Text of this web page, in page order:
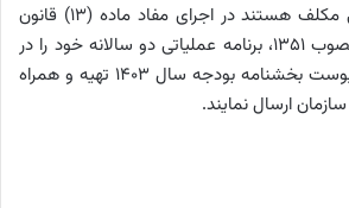
۱۳- دستگاه‌های اجرایی مکلف هستند در اجرای مفاد ماده (۱۳) قانون
برنامه و بودجه کشور مصوب ۱۳۵۱، برنامه عملیاتی دو سالانه خود را در
چارچوب دستورالعمل پیوست بخشنامه بودجه سال ۱۴۰۳ تهیه و همراه
ارسال نمایند.